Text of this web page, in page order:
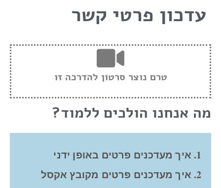
עדכון פרטי קשר
טרם נוצר סרטון להדרכה זו
מה אנחנו הולכים ללמוד?
איך מעדכנים פרטים באופן ידני
איך מעדכנים פרטים מקובץ אקסל